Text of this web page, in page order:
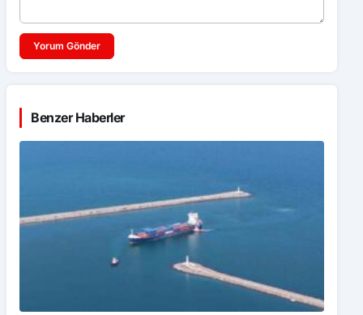
Yorum Gönder
Benzer Haberler